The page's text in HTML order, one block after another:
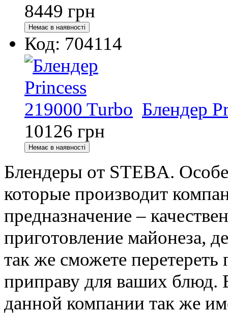
8449 грн
Код: 704114
Блендер
10126 грн
Блендеры от STEBA.
которые производит
предназначение –
приготовление майонеза,
так же сможете
приправу для ваших блюд.
данной компании так же